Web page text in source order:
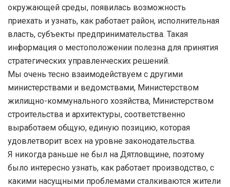
окружающей среды, появилась возможность
приехать и узнать, как работает район, исполнительная
власть, субъекты предпринимательства. Такая
информация о местоположении полезна для принятия
стратегических управленческих решений.
Мы очень тесно взаимодействуем с другими
министерствами и ведомствами, Министерством
жилищно-коммунального хозяйства, Министерством
строительства и архитектуры, соответственно
выработаем общую, единую позицию, которая
удовлетворит всех на уровне законодательства.
Я никогда раньше не был на Дятловщине, поэтому
было интересно узнать, как работает производство, с
какими насущными проблемами сталкиваются жители